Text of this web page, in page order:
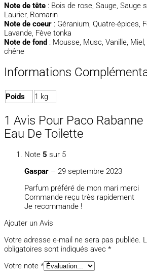
Note de tête : Bois de rose, Sauge, Sauge
Laurier, Romarin
Note de coeur : Géranium, Quatre-épices,
Lavande, Fève tonka
Note de fond : Mousse, Musc, Vanille,
chêne
Informations
Poids 1 kg
1 Avis Pour Paco
Eau De Toilette
Note 5 sur 5
Gaspar – 29 septembre 2023
Parfum préféré de mon mari merci
Commande reçu très rapidement
Je recommande !
Ajouter un Avis
Votre adresse e-mail ne sera pas publiée.
obligatoires sont indiqués avec *
Votre note *